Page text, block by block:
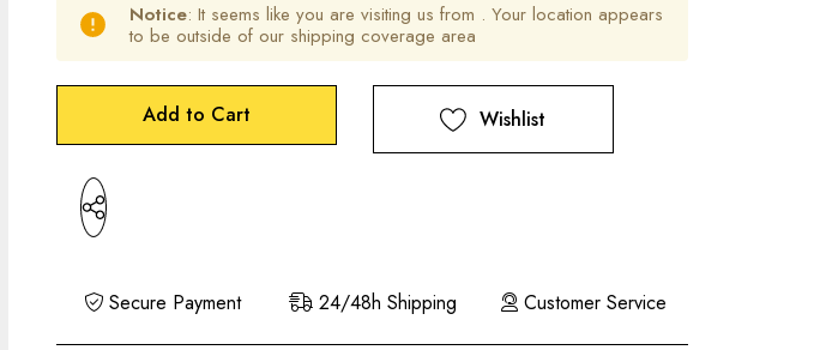
Notice: It seems like you are visiting us from . Your location appears
to be outside of our shipping coverage area
Hurry
Current
Wishlist
Secure Payment 24/48h Shipping Customer Service